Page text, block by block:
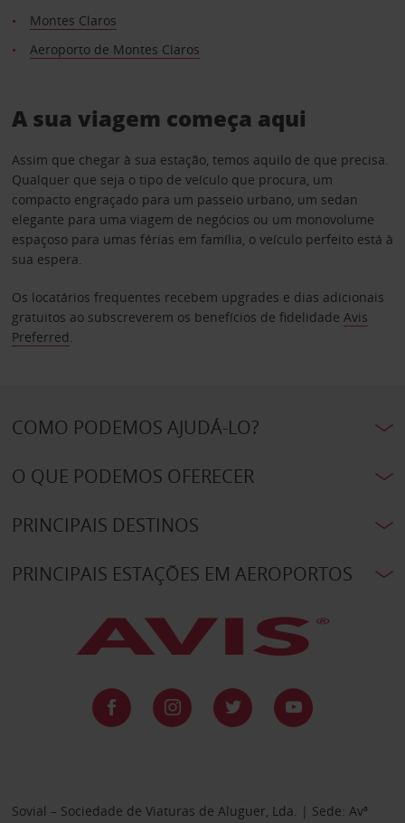
Montes Claros
Aeroporto de Montes Claros
A sua viagem começa aqui
Assim que chegar à sua estação, temos aquilo de que precisa.
Qualquer que seja o tipo de veículo que procura, um
compacto engraçado para um passeio urbano, um sedan
elegante para uma viagem de negócios ou um monovolume
espaçoso para umas férias em família, o veículo perfeito está à
sua espera.
Os locatários frequentes recebem upgrades e dias adicionais
gratuitos ao subscreverem os benefícios de fidelidade Avis
Preferred.
COMO PODEMOS AJUDÁ-LO?
O QUE PODEMOS OFERECER
PRINCIPAIS DESTINOS
PRINCIPAIS ESTAÇÕES EM AEROPORTOS
Sovial – Sociedade de Viaturas de Aluguer, Lda. | Sede: Avª